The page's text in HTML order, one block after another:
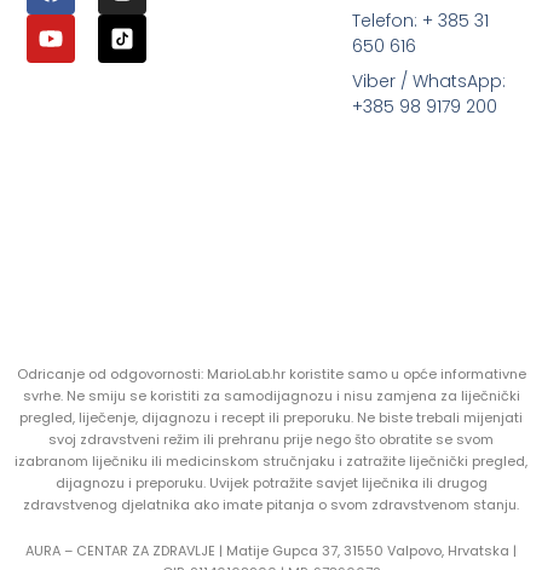
Telefon: + 385 31
650 616
Viber / WhatsApp:
+385 98 9179 200
Odricanje od odgovornosti: MarioLab.hr koristite samo u opće informativne
svrhe. Ne smiju se koristiti za samodijagnozu i nisu zamjena za liječnički
pregled, liječenje, dijagnozu i recept ili preporuku. Ne biste trebali mijenjati
svoj zdravstveni režim ili prehranu prije nego što obratite se svom
izabranom liječniku ili medicinskom stručnjaku i zatražite liječnički pregled,
dijagnozu i preporuku. Uvijek potražite savjet liječnika ili drugog
zdravstvenog djelatnika ako imate pitanja o svom zdravstvenom stanju.
AURA – CENTAR ZA ZDRAVLJE | Matije Gupca 37, 31550 Valpovo, Hrvatska |